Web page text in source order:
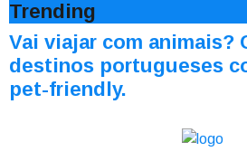
Trending
Vai viajar com animais?
destinos portugueses
pet-friendly.